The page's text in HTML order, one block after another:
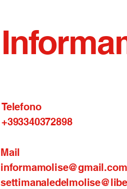
Telefono
+393340372898
Mail
informamolise@gmail.com